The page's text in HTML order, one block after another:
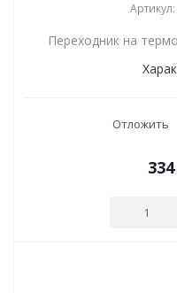
Переходник на
Отложить
334